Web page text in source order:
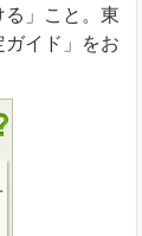
」こと。東
イド」をお